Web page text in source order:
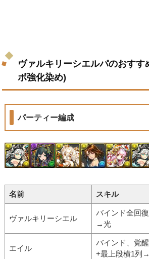
ヴァルキリーシエルパのおすす
ボ強化染め)
パーティー編成
名前 スキル
ヴァルキリーシエル
バインド全回
→光
エイル
バインド、覚
+最上段横1列